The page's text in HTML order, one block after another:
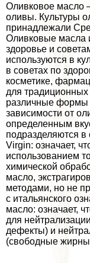
Оливковое масло
оливы. Культуры
принадлежали
Оливковые масла
здоровье и
используются в
в советах по
косметике,
для
различные формы
зависимости от
определенным
подразделяются в
Virgin: означает,
использованием
химической
масло,
методами, но не
с итальянского
масло: означает,
для
дефекты) и
(свободные